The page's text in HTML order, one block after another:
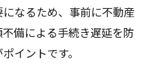
なるため、事前に不動産
備による手続き遅延を防
イントです。